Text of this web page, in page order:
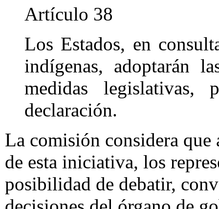
Artículo 38
Los Estados, en
indígenas, adoptarán
medidas
declaración.
La comisión considera
de esta iniciativa, los
posibilidad de debatir,